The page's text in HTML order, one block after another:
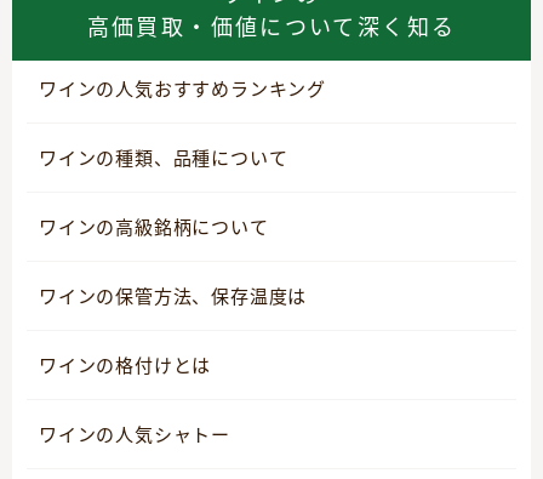
高価買取・価値について深く知る
ワインの人気おすすめランキング
ワインの種類、品種について
ワインの高級銘柄について
ワインの保管方法、保存温度は
ワインの格付けとは
ワインの人気シャトー